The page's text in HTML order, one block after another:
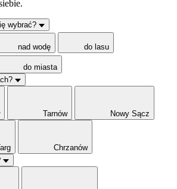
wybrać?
nad wodę do lasu
do miasta
Tarnów Nowy Sącz
Chrzanów